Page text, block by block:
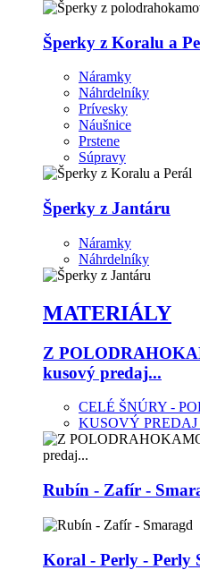
Šperky z Koralu a
Náramky
Náhrdelníky
Prívesky
Náušnice
Prstene
Súpravy
Šperky z Jantáru
Náramky
Náhrdelníky
MATERIÁLY
Z
kusový predaj...
CELÉ ŠNÚRY -
KUSOVÝ PREDAJ
Rubín - Zafír -
Koral - Perly - Perly